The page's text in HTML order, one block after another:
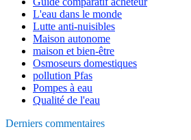
L'eau dans le monde
Lutte anti-nuisibles
Maison autonome
maison et bien-être
Osmoseurs domestiques
pollution Pfas
Pompes à eau
Qualité de l'eau
Derniers commentaires